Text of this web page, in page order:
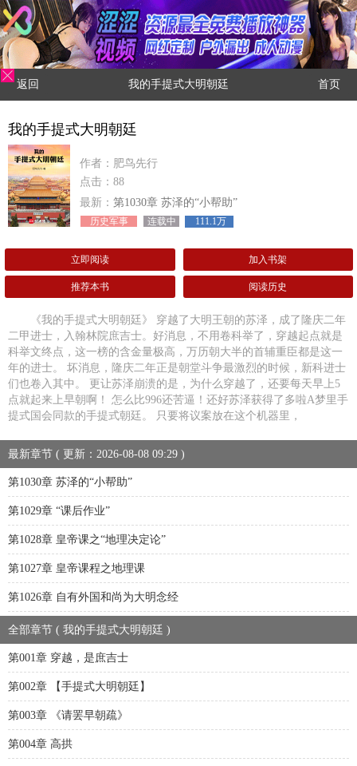
返回 我的手提式大明朝廷 首页
我的手提式大明朝廷
作者：肥鸟先行
点击：88
最新： 第1030章 苏泽的“小帮助”
历史军事 连载中 111.1万
立即阅读 加入书架
推荐本书 阅读历史
《我的手提式大明朝廷》 穿越了大明王朝的苏泽，成了隆庆二年
二甲进士，入翰林院庶吉士。好消息，不用卷科举了，穿越起点就是
科举文终点，这一榜的含金量极高，万历朝大半的首辅重臣都是这一
年的进士。 坏消息，隆庆二年正是朝堂斗争最激烈的时候，新科进士
们也卷入其中。 更让苏泽崩溃的是，为什么穿越了，还要每天早上5
点就起来上早朝啊！ 怎么比996还苦逼！还好苏泽获得了多啦A梦里手
提式国会同款的手提式朝廷。 只要将议案放在这个机器里，
最新章节 ( 更新：2026-08-08 09:29 )
第1030章 苏泽的“小帮助”
第1029章 “课后作业”
第1028章 皇帝课之“地理决定论”
第1027章 皇帝课程之地理课
第1026章 自有外国和尚为大明念经
全部章节 ( 我的手提式大明朝廷 )
第001章 穿越，是庶吉士
第002章 【手提式大明朝廷】
第003章 《请罢早朝疏》
第004章 高拱